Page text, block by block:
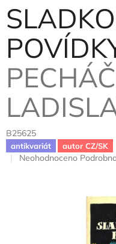
B25625
antikvariát autor CZ/SK
Průměrné
Neohodnoceno